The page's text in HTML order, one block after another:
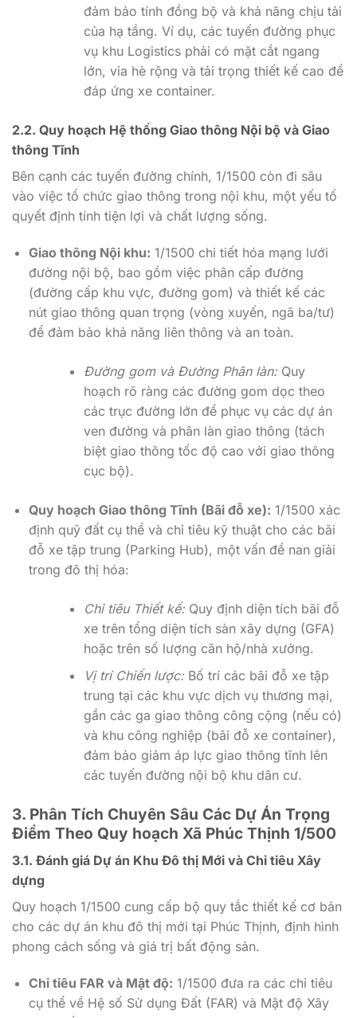
đảm bảo tính đồng bộ và khả năng chịu tải
của hạ tầng. Ví dụ, các tuyến đường phục
vụ khu Logistics phải có mặt cắt ngang
lớn, vỉa hè rộng và tải trọng thiết kế cao để
đáp ứng xe container.
2.2. Quy hoạch Hệ thống Giao thông Nội bộ và Giao
thông Tĩnh
Bên cạnh các tuyến đường chính, 1/1500 còn đi sâu
vào việc tổ chức giao thông trong nội khu, một yếu tố
quyết định tính tiện lợi và chất lượng sống.
Giao thông Nội khu: 1/1500 chi tiết hóa mạng lưới
đường nội bộ, bao gồm việc phân cấp đường
(đường cấp khu vực, đường gom) và thiết kế các
nút giao thông quan trọng (vòng xuyến, ngã ba/tư)
để đảm bảo khả năng liên thông và an toàn.
Đường gom và Đường Phân làn:Quy
hoạch rõ ràng các đường gom dọc theo
các trục đường lớn để phục vụ các dự án
ven đường và phân làn giao thông (tách
biệt giao thông tốc độ cao với giao thông
cục bộ).
Quy hoạch Giao thông Tĩnh (Bãi đỗ xe): 1/1500 xác
định quỹ đất cụ thể và chỉ tiêu kỹ thuật cho các bãi
đỗ xe tập trung (Parking Hub), một vấn đề nan giải
trong đô thị hóa:
Chỉ tiêu Thiết kế:Quy định diện tích bãi đỗ
xe trên tổng diện tích sàn xây dựng (GFA)
hoặc trên số lượng căn hộ/nhà xưởng.
Vị trí Chiến lược:Bố trí các bãi đỗ xe tập
trung tại các khu vực dịch vụ thương mại,
gần các ga giao thông công cộng (nếu có)
và khu công nghiệp (bãi đỗ xe container),
đảm bảo giảm áp lực giao thông tĩnh lên
các tuyến đường nội bộ khu dân cư.
3. Phân Tích Chuyên Sâu Các Dự Án Trọng
Điểm Theo Quy hoạch Xã Phúc Thịnh 1/500
3.1. Đánh giá Dự án Khu Đô thị Mới và Chỉ tiêu Xây
dựng
Quy hoạch 1/1500 cung cấp bộ quy tắc thiết kế cơ bản
cho các dự án khu đô thị mới tại Phúc Thịnh, định hình
phong cách sống và giá trị bất động sản.
Chỉ tiêu FAR và Mật độ: 1/1500 đưa ra các chỉ tiêu
cụ thể về Hệ số Sử dụng Đất (FAR) và Mật độ Xây